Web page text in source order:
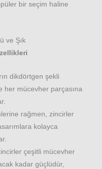
bir seçim haline
ve Şık
dikdörtgen şekli
her mücevher parçasına
rağmen, zincirler
kolayca
çeşitli mücevher
kadar güçlüdür,